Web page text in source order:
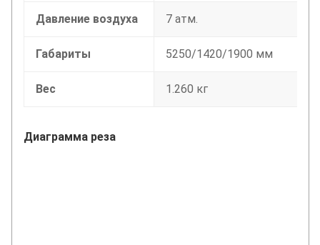
Давление воздуха 7 атм.
Габариты 5250/1420/1900 мм
Вес 1.260 кг
Диаграмма реза